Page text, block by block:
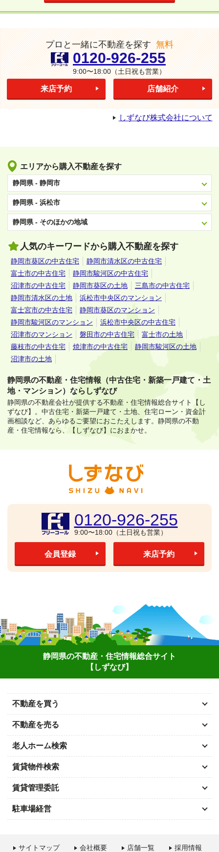
プロと一緒に不動産を探す 無料
0120-926-255
9:00〜18:00（土日祝も営業）
来店予約 店舗紹介
しずなび株式会社について
エリアから購入不動産を探す
静岡県 - 静岡市
静岡県 - 浜松市
静岡県 - そのほかの地域
人気のキーワードから購入不動産を探す
静岡市葵区の中古住宅
静岡市清水区の中古住宅
富士市の中古住宅
静岡市駿河区の中古住宅
沼津市の中古住宅
静岡市葵区の土地
三島市の中古住宅
静岡市清水区の土地
浜松市中央区のマンション
富士宮市の中古住宅
静岡市葵区のマンション
静岡市駿河区のマンション
浜松市中央区の中古住宅
沼津市のマンション
磐田市の中古住宅
富士市の土地
藤枝市の中古住宅
焼津市の中古住宅
静岡市駿河区の土地
沼津市の土地
静岡県の不動産・住宅情報（中古住宅・新築一戸建て・土
地・マンション）ならしずなび
静岡県の不動産会社が提供する不動産・住宅情報総合サイト【し
ずなび】。 中古住宅・新築一戸建て・土地、住宅ローン・資金計
画相談など、あらゆるご要望におこたえします。 静岡県の不動
産・住宅情報なら、【しずなび】におまかせ。
0120-926-255
9:00〜18:00（土日祝も営業）
会員登録 来店予約
静岡県の不動産・住宅情報総合サイト
【しずなび】
不動産を買う
不動産を売る
老人ホーム検索
賃貸物件検索
賃貸管理委託
駐車場経営
サイトマップ 会社概要 店舗一覧 採用情報